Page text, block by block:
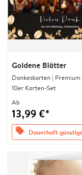
Goldene Blätter
Dankeskarten |
10er Karten-Set
Ab
13,99 €*
offers Dauerhaft